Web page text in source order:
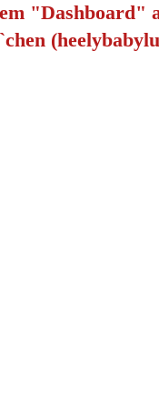
"Dashboard"